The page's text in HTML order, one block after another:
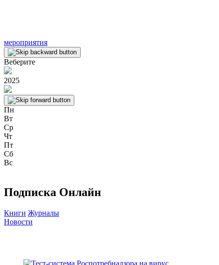
мероприятия
Веберите
2025
Пн
Вт
Ср
Чт
Пт
Сб
Вс
Подписка Онлайн
Книги Журналы
Новости